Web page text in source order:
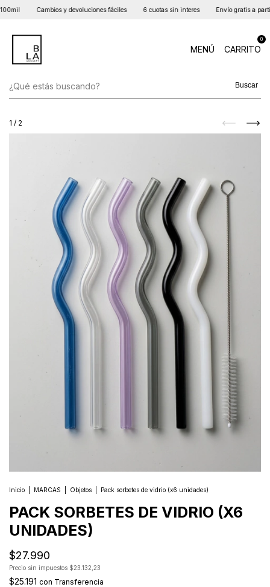
Cambios y devoluciones fáciles 6 cuotas sin interes Envío gratis a partir
MENÚ CARRITO
0
Buscar
1 / 2
Inicio MARCAS Objetos Pack sorbetes de vidrio (x6 unidades)
PACK SORBETES DE VIDRIO (X6
UNIDADES)
$27.990
Precio sin impuestos $23.132,23
$25.191 con Transferencia